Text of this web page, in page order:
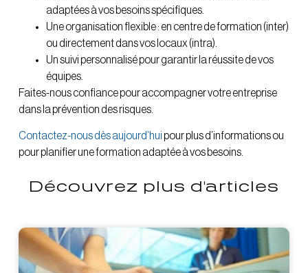
adaptées à vos besoins spécifiques.
Une organisation flexible : en centre de formation (inter)
ou directement dans vos locaux (intra).
Un suivi personnalisé pour garantir la réussite de vos
équipes.
Faites-nous confiance pour accompagner votre entreprise
dans la prévention des risques.
Contactez-nous dès aujourd’huipour plus d’informations ou
pour planifier une formation adaptée à vos besoins.
Découvrez plus d'articles